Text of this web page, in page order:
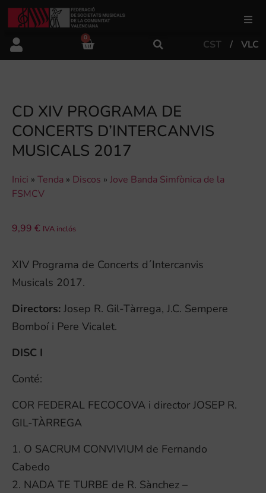
FSMCV
Àrea educativa
0
CST VLC
CD XIV PROGRAMA DE
CONCERTS D’INTERCANVIS
MUSICALS 2017
Inici » Tenda » Discos » Jove Banda Simfònica de la
FSMCV
9,99 € IVA inclós
XIV Programa de Concerts d´Intercanvis
Musicals 2017.
Directors: Josep R. Gil-Tàrrega, J.C. Sempere
Bomboí i Pere Vicalet.
DISC I
Conté:
COR FEDERAL FECOCOVA i director JOSEP R.
GIL-TÀRREGA
1. O SACRUM CONVIVIUM de Fernando
Cabedo
2. NADA TE TURBE de R. Sànchez –